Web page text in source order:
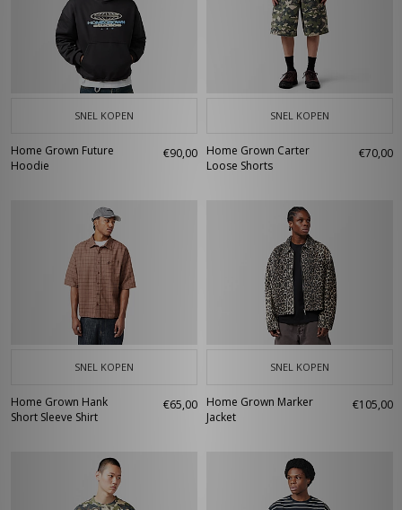
SNEL KOPEN
Home Grown Future
Hoodie
€90,00
SNEL KOPEN
Home Grown Carter
Loose Shorts
€70,00
SNEL KOPEN
Home Grown Hank
Short Sleeve Shirt
€65,00
SNEL KOPEN
Home Grown Marker
Jacket
€105,00